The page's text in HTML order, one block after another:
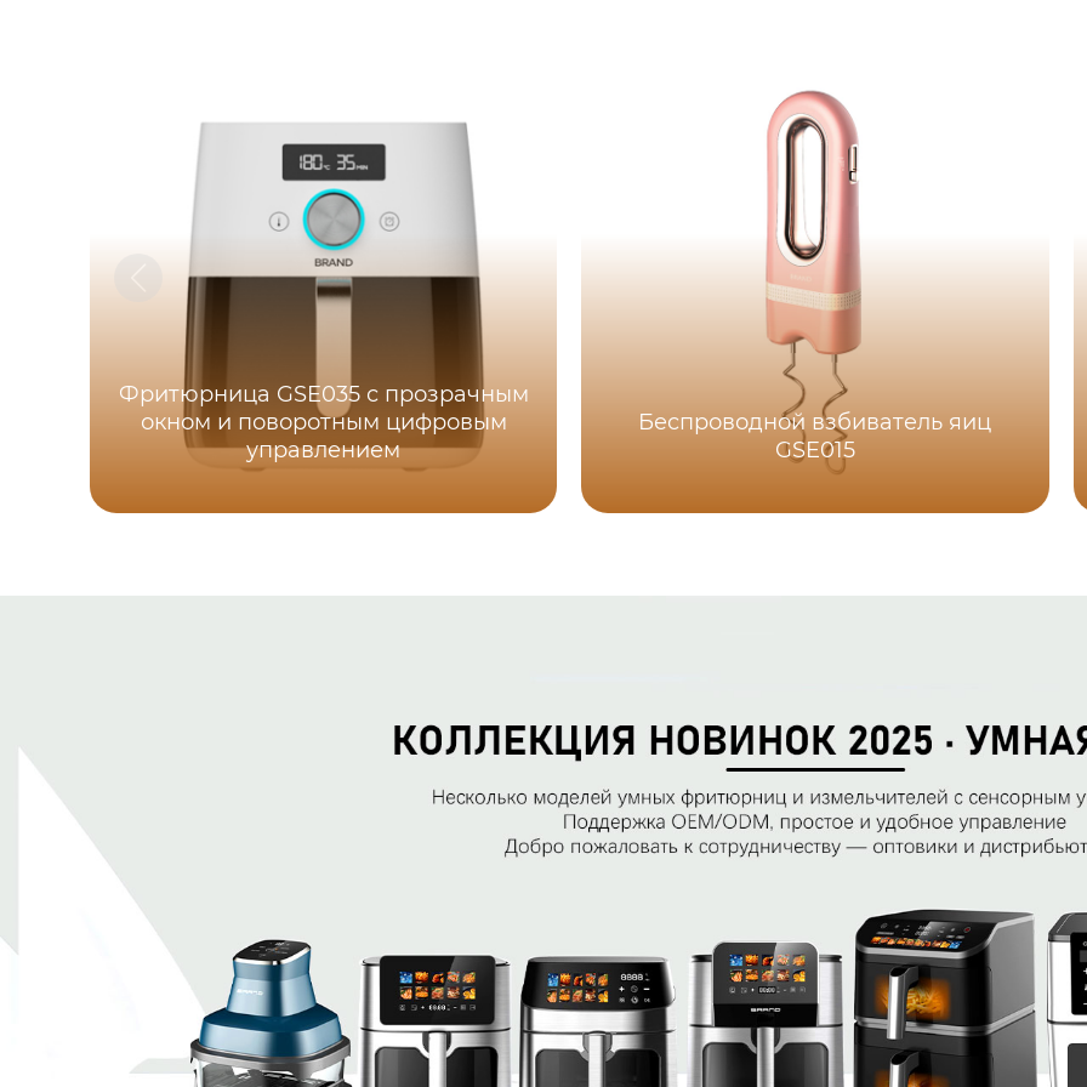
Фритюрница GSE035 с прозрачным
окном и поворотным цифровым
управлением
Беспроводной взбиватель яиц
GSE015